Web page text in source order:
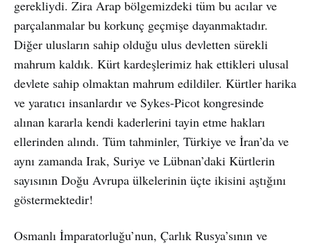
gerekliydi. Zira Arap bölgemizdeki tüm bu acılar ve
parçalanmalar bu korkunç geçmişe dayanmaktadır.
Diğer ulusların sahip olduğu ulus devletten sürekli
mahrum kaldık. Kürt kardeşlerimiz hak ettikleri ulusal
devlete sahip olmaktan mahrum edildiler. Kürtler harika
ve yaratıcı insanlardır ve Sykes-Picot kongresinde
alınan kararla kendi kaderlerini tayin etme hakları
ellerinden alındı. Tüm tahminler, Türkiye ve İran’da ve
aynı zamanda Irak, Suriye ve Lübnan’daki Kürtlerin
sayısının Doğu Avrupa ülkelerinin üçte ikisini aştığını
göstermektedir!
Osmanlı İmparatorluğu’nun, Çarlık Rusya’sının ve